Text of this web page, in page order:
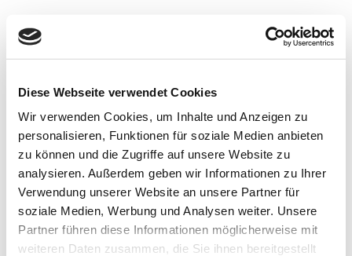
Diese Webseite verwendet Cookies
Wir verwenden Cookies, um Inhalte und Anzeigen zu
personalisieren, Funktionen für soziale Medien anbieten
zu können und die Zugriffe auf unsere Website zu
analysieren. Außerdem geben wir Informationen zu Ihrer
Verwendung unserer Website an unsere Partner für
soziale Medien, Werbung und Analysen weiter. Unsere
Partner führen diese Informationen möglicherweise mit
weiteren Daten zusammen, die Sie ihnen bereitgestellt
Keine Ergebnisse gefunden
Navigation oben, um den Beitrag zu finden.
HÄNDLER FINDEN IMPRESSUM
DATENSCHUTZ
KONTAKT
COOKIE-INFO